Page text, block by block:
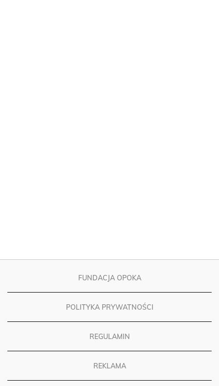
FUNDACJA OPOKA
POLITYKA PRYWATNOŚCI
REGULAMIN
REKLAMA